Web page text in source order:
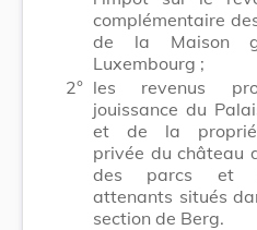
complémentaire
de la Maison
Luxembourg ;
2° les revenus
jouissance du
et de la
privée du château
des parcs et
attenants situés
section de Berg.